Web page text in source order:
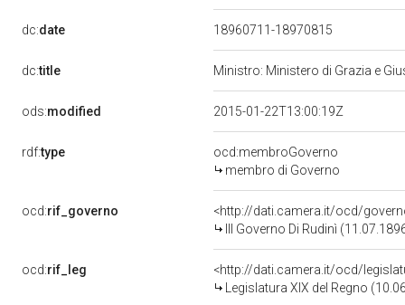
dc:date 18960711-18970815
dc:title Ministro: Ministero di Grazia e
ods:modified 2015-01-22T13:00:19Z
rdf:type
ocd:membroGoverno
membro di Governo
ocd:rif_governo
<http://dati.camera.it/ocd/
III Governo Di Rudinì
ocd:rif_leg
<http://dati.camera.it/ocd/
Legislatura XIX del Regno